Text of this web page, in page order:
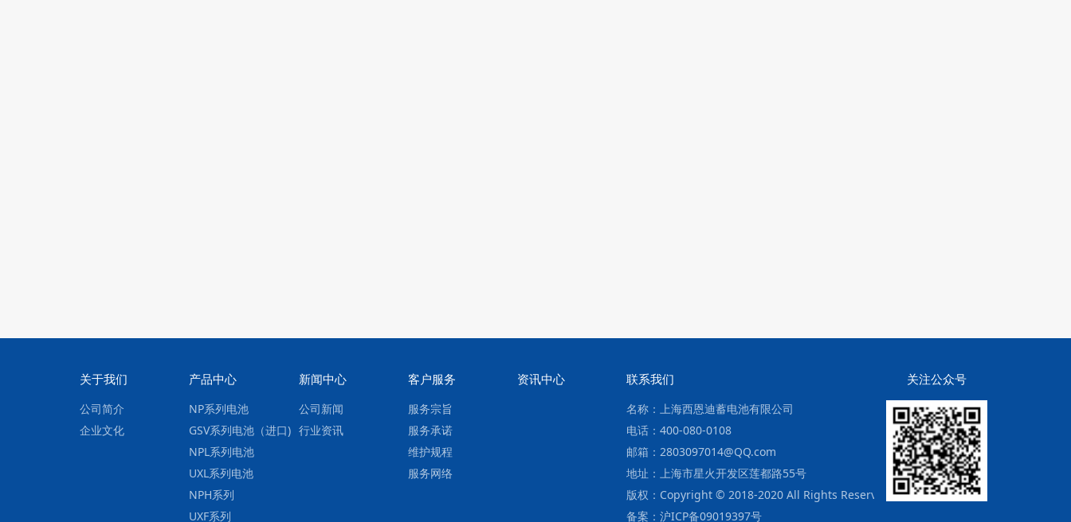
关于我们
公司简介
企业文化
产品中心
NP系列电池
GSV系列电池（进口)
NPL系列电池
UXL系列电池
NPH系列
UXF系列
新闻中心
公司新闻
行业资讯
客户服务
服务宗旨
服务承诺
维护规程
服务网络
资讯中心 联系我们
名称：上海西恩迪蓄电池有限公司
电话：400-080-0108
邮箱：2803097014@QQ.com
地址：上海市星火开发区莲都路55号
版权：Copyright © 2018-2020 All Rights Reserved.
备案：沪ICP备09019397号
关注公众号